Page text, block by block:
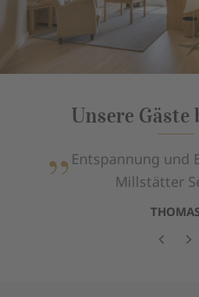
Unsere Gäste
Entspannung und
Millstätter